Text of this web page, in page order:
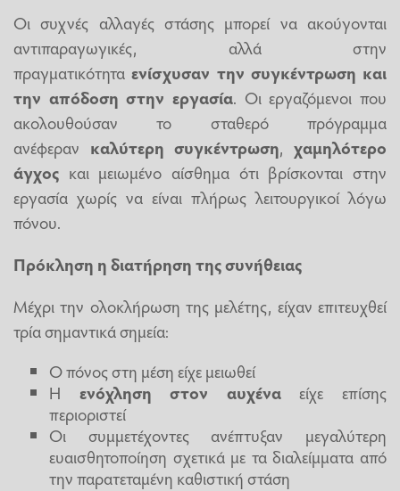
Οι συχνές αλλαγές στάσης μπορεί να ακούγονται
αντιπαραγωγικές, αλλά στην
πραγματικότηταενίσχυσαν την συγκέντρωση και
την απόδοση στην εργασία. Οι εργαζόμενοι που
ακολουθούσαν το σταθερό πρόγραμμα
ανέφεραν καλύτερη συγκέντρωση,χαμηλότερο
άγχος και μειωμένο αίσθημα ότι βρίσκονται στην
εργασία χωρίς να είναι πλήρως λειτουργικοί λόγω
πόνου.
Πρόκληση η διατήρηση της συνήθειας
Μέχρι την ολοκλήρωση της μελέτης, είχαν επιτευχθεί
τρία σημαντικά σημεία:
Ο πόνος στη μέση είχε μειωθεί
Η ενόχληση στον αυχέναείχε επίσης
περιοριστεί
Οι συμμετέχοντες ανέπτυξαν μεγαλύτερη
ευαισθητοποίηση σχετικά με τα διαλείμματα από
την παρατεταμένη καθιστική στάση